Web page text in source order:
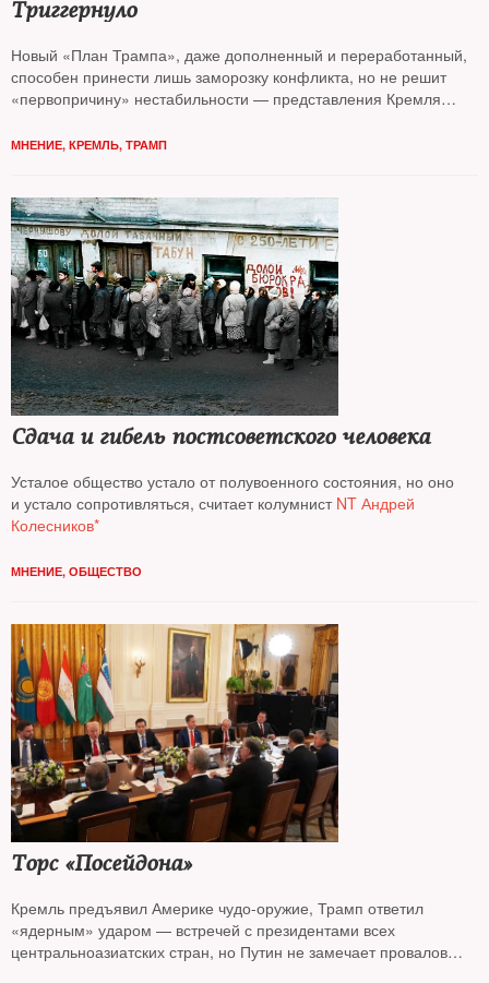
Триггернуло
Новый «План Трампа», даже дополненный и переработанный,
способен принести лишь заморозку конфликта, но не решит
«первопричину» нестабильности — представления Кремля
МНЕНИЕ, КРЕМЛЬ, ТРАМП
Сдача и гибель постсоветского человека
Усталое общество устало от полувоенного состояния, но оно
и устало сопротивляться, считает колумнист NT Андрей
Колесников*
МНЕНИЕ, ОБЩЕСТВО
Торс «Посейдона»
Кремль предъявил Америке чудо-оружие, Трамп ответил
«ядерным» ударом — встречей с президентами всех
центральноазиатских стран, но Путин не замечает провалов